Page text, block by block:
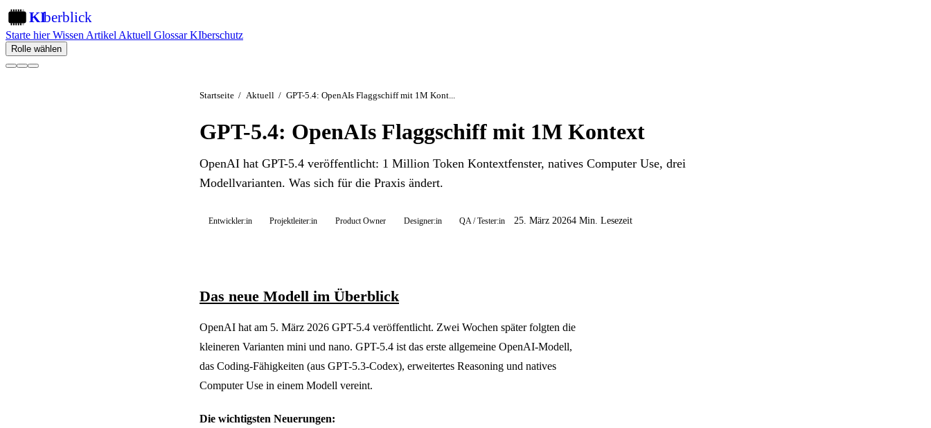
KIberblick
Starte hierWissen Artikel Aktuell GlossarKIberschutz
Rolle wählen
Startseite / Aktuell / GPT-5.4: OpenAIs Flaggschiff mit 1M Kont...
GPT-5.4: OpenAIs Flaggschiff mit 1M Kontext
OpenAI hat GPT-5.4 veröffentlicht: 1 Million Token Kontextfenster, natives Computer Use, drei
Modellvarianten. Was sich für die Praxis ändert.
Entwickler:in Projektleiter:in Product Owner Designer:in QA / Tester:in 25. März 20264 Min. Lesezeit
Das neue Modell im Überblick
OpenAI hat am 5. März 2026 GPT-5.4 veröffentlicht. Zwei Wochen später folgten die
kleineren Varianten mini und nano. GPT-5.4 ist das erste allgemeine OpenAI-Modell,
das Coding-Fähigkeiten (aus GPT-5.3-Codex), erweitertes Reasoning und natives
Computer Use in einem Modell vereint.
Die wichtigsten Neuerungen: